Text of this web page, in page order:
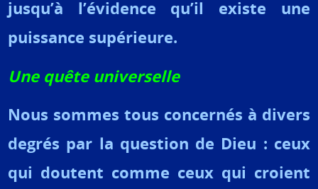
jusqu’à l’évidence qu’il existe une
puissance supérieure.
Une quête universelle
Nous sommes tous concernés à divers
degrés par la question de Dieu : ceux
qui doutent comme ceux qui croient